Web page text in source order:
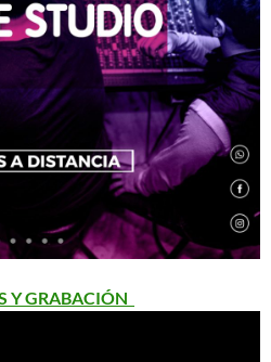
Y GRABACIÓN